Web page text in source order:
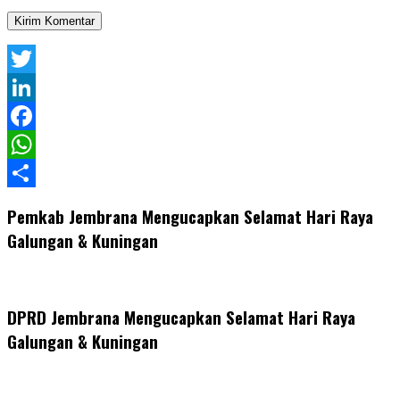
Twitter
LinkedIn
Facebook
WhatsApp
Pemkab Jembrana Mengucapkan Selamat Hari Raya
Galungan & Kuningan
DPRD Jembrana Mengucapkan Selamat Hari Raya
Galungan & Kuningan